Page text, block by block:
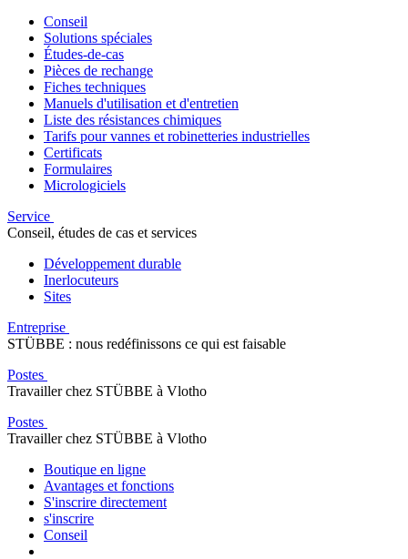
Conseil
Solutions spéciales
Études-de-cas
Pièces de rechange
Fiches techniques
Manuels d'utilisation et d'entretien
Liste des résistances chimiques
Tarifs pour vannes et robinetteries industrielles
Certificats
Formulaires
Micrologiciels
Service
Conseil, études de cas et services
Développement durable
Inerlocuteurs
Sites
Entreprise
STÜBBE : nous redéfinissons ce qui est faisable
Postes
Travailler chez STÜBBE à Vlotho
Postes
Travailler chez STÜBBE à Vlotho
Boutique en ligne
Avantages et fonctions
S'inscrire directement
s'inscrire
Conseil